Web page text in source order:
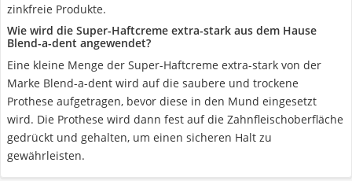
zinkfreie Produkte.
Wie wird die Super-Haftcreme extra-stark aus dem Hause
Blend-a-dent angewendet?
Eine kleine Menge der Super-Haftcreme extra-stark von der
Marke Blend-a-dent wird auf die saubere und trockene
Prothese aufgetragen, bevor diese in den Mund eingesetzt
wird. Die Prothese wird dann fest auf die Zahnfleischoberfläche
gedrückt und gehalten, um einen sicheren Halt zu
gewährleisten.